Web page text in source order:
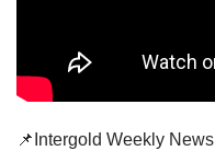
📌Intergold Weekly News